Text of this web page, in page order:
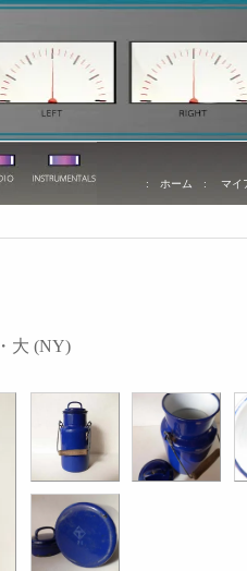
: ホーム : マイ
大 (NY)